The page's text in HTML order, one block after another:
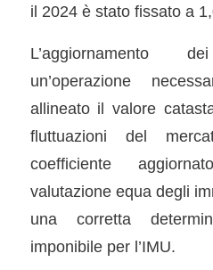
il 2024 è stato fissato a
L’aggiornamento
un’operazione
allineato il valore
fluttuazioni del
coefficiente
valutazione equa degli
una corretta
imponibile per l’IMU.